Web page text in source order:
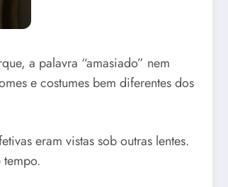
a palavra “amasiado” nem
e costumes bem diferentes dos
eram vistas sob outras lentes.